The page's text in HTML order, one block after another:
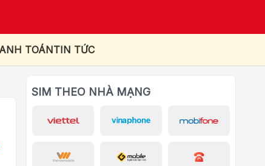
TOÁNTIN TỨC
SIM THEO NHÀ MẠNG